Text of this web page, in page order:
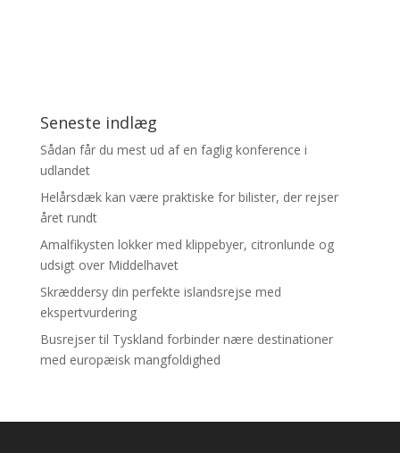
Seneste indlæg
Sådan får du mest ud af en faglig konference i
udlandet
Helårsdæk kan være praktiske for bilister, der rejser
året rundt
Amalfikysten lokker med klippebyer, citronlunde og
udsigt over Middelhavet
Skræddersy din perfekte islandsrejse med
ekspertvurdering
Busrejser til Tyskland forbinder nære destinationer
med europæisk mangfoldighed